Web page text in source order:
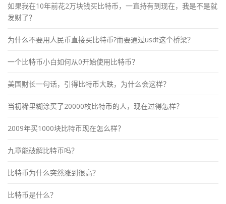
如果我在10年前花2万块钱买比特币，一直持有到现在，我是不是就
发财了？
为什么不要用人民币直接买比特币?而要通过usdt这个桥梁？
一个比特币小白如何从0开始使用比特币？
美国财长一句话，引得比特币大跌，为什么会这样？
当初稀里糊涂买了20000枚比特币的人，现在过得怎样？
2009年买1000块比特币现在怎么样？
九章能破解比特币吗？
比特币为什么突然涨到很高？
比特币是什么？